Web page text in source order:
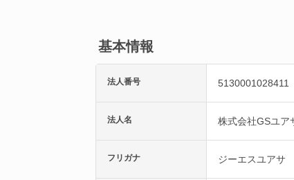
基本情報
法人番号 5130001028411
法人名 株式会社GSユア
フリガナ ジーエスユアサ